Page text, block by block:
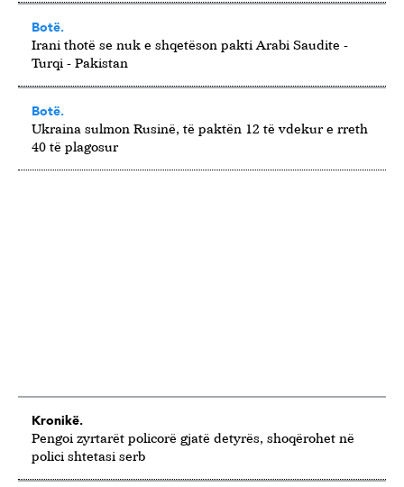
Botë.
Irani thotë se nuk e shqetëson pakti Arabi Saudite -
Turqi - Pakistan
Botë.
Ukraina sulmon Rusinë, të paktën 12 të vdekur e rreth
40 të plagosur
Kronikë.
Pengoi zyrtarët policorë gjatë detyrës, shoqërohet në
polici shtetasi serb